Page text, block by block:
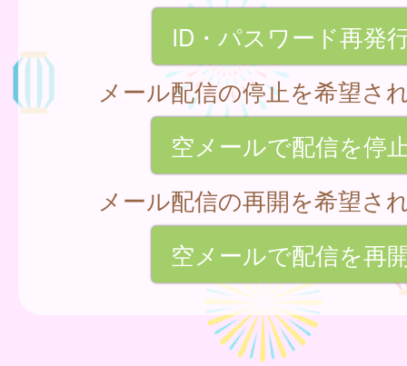
ID・パスワード再発
メール配信の停止を希望さ
空メールで配信を停
メール配信の再開を希望さ
空メールで配信を再